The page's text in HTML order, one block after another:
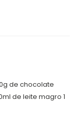
de chocolate
de leite magro 1